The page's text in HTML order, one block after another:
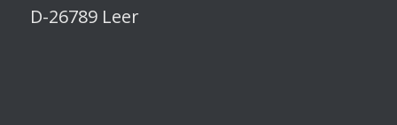
D-26789 Leer